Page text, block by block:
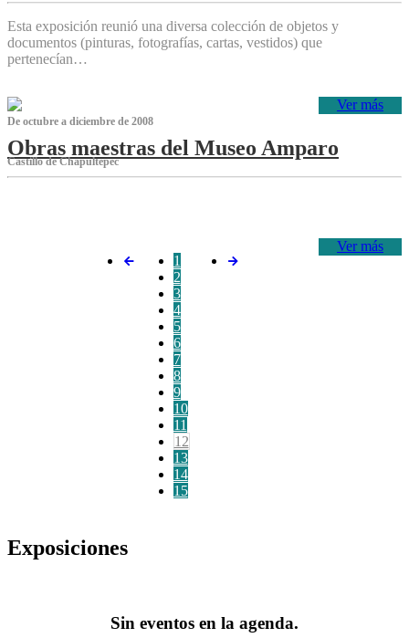
Esta exposición reunió una diversa colección de objetos y
documentos (pinturas, fotografías, cartas, vestidos) que
pertenecían…
Ver más
De octubre a diciembre de 2008
Obras maestras del Museo Amparo
Castillo de Chapultepec
Ver más
1
2
3
4
5
6
7
8
9
10
11
12
13
14
15
Exposiciones
Sin eventos en la agenda.